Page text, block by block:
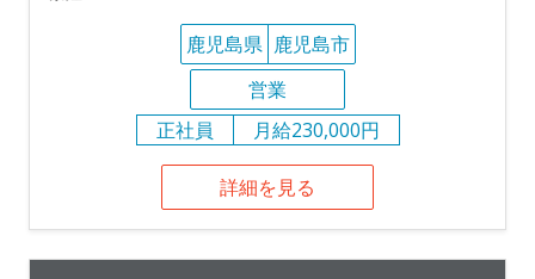
鹿児島県 鹿児島市
営業
正社員
月給230,000円
詳細を見る